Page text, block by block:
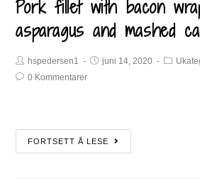
Pork fillet with bacon
asparagus and mashed
hspedersen1 juni 14, 2020
0 Kommentarer
FORTSETT Å LESE